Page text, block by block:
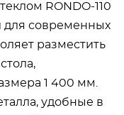
RONDO-110
для современных
разместить
1 400 мм.
удобные в